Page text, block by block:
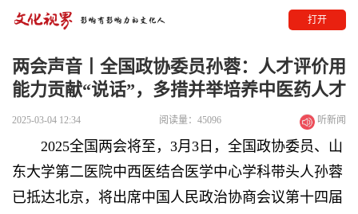
打开
两会声音丨全国政协委员孙蓉：人才评价用
能力贡献“说话”，多措并举培养中医药人才
2025-03-04 12:34 阅读量：45096 听新闻
2025全国两会将至，3月3日，全国政协委员、山
东大学第二医院中西医结合医学中心学科带头人孙蓉
已抵达北京，将出席中国人民政治协商会议第十四届